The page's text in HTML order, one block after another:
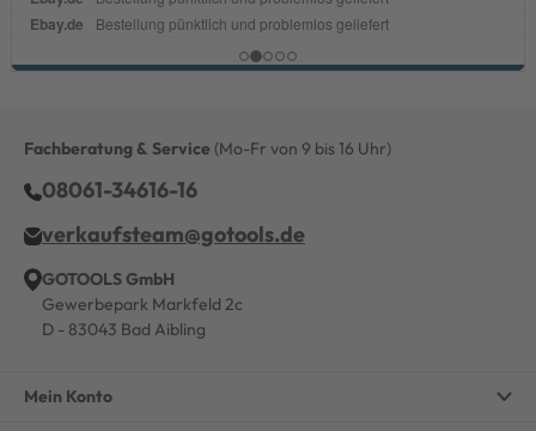
Fachberatung & Service (Mo-Fr von 9 bis 16 Uhr)
08061-34616-16
verkaufsteam@gotools.de
GOTOOLS GmbH
Gewerbepark Markfeld 2c
D - 83043 Bad Aibling
Mein Konto